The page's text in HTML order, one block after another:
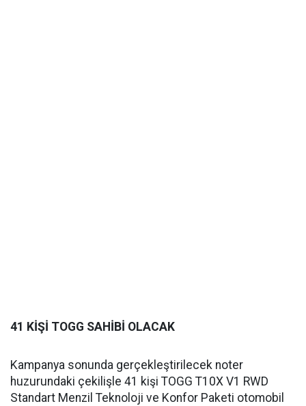
41 KİŞİ TOGG SAHİBİ OLACAK
Kampanya sonunda gerçekleştirilecek noter
huzurundaki çekilişle 41 kişi TOGG T10X V1 RWD
Standart Menzil Teknoloji ve Konfor Paketi otomobil